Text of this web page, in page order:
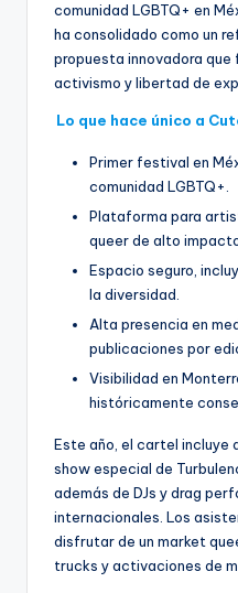
comunidad LGBTQ+ en
ha consolidado como un
propuesta innovadora que
activismo y libertad de
Lo que hace único a
Primer festival en
comunidad LGBTQ+.
Plataforma para
queer de alto
Espacio seguro,
la diversidad.
Alta presencia en
publicaciones por
Visibilidad en
históricamente
Este año, el cartel incluye
show especial de
además de DJs y drag
internacionales. Los
disfrutar de un market
trucks y activaciones de